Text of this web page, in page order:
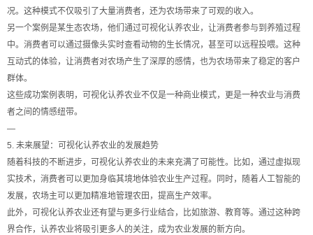
况。这种模式不仅吸引了大量消费者，还为农场带来了可观的收入。
另一个案例是某生态农场，他们通过可视化认养农业，让消费者参与到养殖过程
中。消费者可以通过摄像头实时查看动物的生长情况，甚至可以远程投喂。这种
互动式的体验，让消费者对农场产生了深厚的感情，也为农场带来了稳定的客户
群体。
这些成功案例表明，可视化认养农业不仅是一种商业模式，更是一种农业与消费
者之间的情感纽带。
—
5. 未来展望：可视化认养农业的发展趋势
随着科技的不断进步，可视化认养农业的未来充满了可能性。比如，通过虚拟现
实技术，消费者可以更加身临其境地体验农业生产过程。同时，随着人工智能的
发展，农场主可以更加精准地管理农田，提高生产效率。
此外，可视化认养农业还有望与更多行业结合，比如旅游、教育等。通过这种跨
界合作，认养农业将吸引更多人的关注，成为农业发展的新方向。